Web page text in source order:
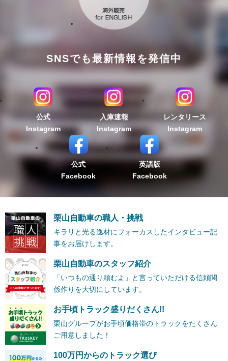
SNSでも最新情報を発信中
公式
Instagram
入庫速報
Instagram
レンタリース
Instagram
公式
Facebook
英語版
Facebook
栗山自動車の職人・挑戦
キラリと光る逸材にフォーカスしたインタビュー記
事をお届けします。
栗山自動車のスタッフ紹介
「いつもの通り頼むよ」と言っていただける信頼関
係作りを大切にしています。
お手頃トラック盛りだくさん!!
栗山グループがお手頃価格帯のトラックをたくさん
ご用意しました！
100万円からのトラック選び